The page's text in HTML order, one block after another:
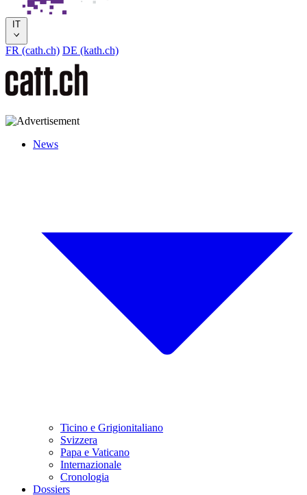
IT
FR (cath.ch) DE (kath.ch)
News
Ticino e Grigionitaliano
Svizzera
Papa e Vaticano
Internazionale
Cronologia
Dossiers